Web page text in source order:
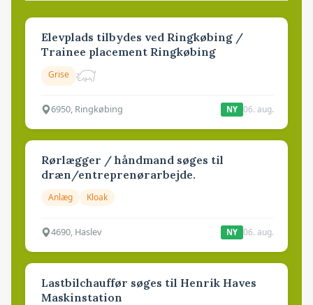
Elevplads tilbydes ved Ringkøbing /
Trainee placement Ringkøbing
Grise
6950, Ringkøbing NY 06. aug.
Rørlægger / håndmand søges til
dræn/entreprenørarbejde.
Anlæg Kloak
4690, Haslev NY 06. aug.
Lastbilchauffør søges til Henrik Haves
Maskinstation